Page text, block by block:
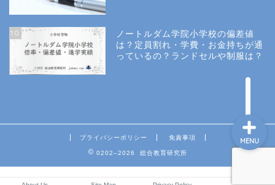
10
ノートルダム学院小学校の偏差値
は？定員割れ・学費・お金持ちが通
っているの？ランドセルや制服は？
プライバシーポリシー 免責事項
0202–2026 総合教育研究所
MENU
説明会や面接の服装